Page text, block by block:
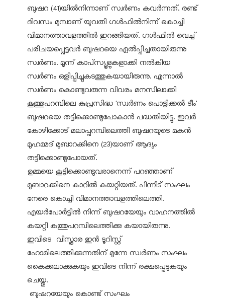
ബുഷറ (41)യില്‍നിന്നാണ് സ്വര്‍ണം കവര്‍ന്നത്. രണ്ട്
ദിവസം മുമ്പാണ് യുവതി ഗള്‍ഫില്‍നിന്ന് കൊച്ചി
വിമാനത്താവളത്തില്‍ ഇറങ്ങിയത്. ഗള്‍ഫില്‍ വെച്ച്
പരിചയപ്പെട്ടവര്‍ ബുഷറയെ ഏല്‍പ്പിച്ചതായിരുന്നു
സ്വര്‍ണം. മൂന്ന് കാപ്‌സ്യൂളുകളാക്കി നല്‍കിയ
സ്വര്‍ണം ഒളിപ്പിച്ചുകടത്തുകയായിരുന്നു. എന്നാല്‍
സ്വര്‍ണം കൊണ്ടുവരുന്ന വിവരം മനസിലാക്കി
കൂത്തുപറമ്പിലെ കുപ്രസിദ്ധ 'സ്വര്‍ണം പൊട്ടിക്കല്‍ ടീം'
ബുഷറയെ തട്ടിക്കൊണ്ടുപോകാന്‍ പദ്ധതിയിട്ടു. ഇവര്‍
കോഴിക്കോട് മലാപ്പറമ്പിലെത്തി ബുഷറയുടെ മകന്‍
മുഹമ്മദ് മുബാറക്കിനെ (23)യാണ് ആദ്യം
തട്ടിക്കൊണ്ടുപോയത്.
ഉമ്മയെ കൂട്ടിക്കൊണ്ടുവരാനെന്ന് പറഞ്ഞാണ്
മുബാറക്കിനെ കാറില്‍ കയറ്റിയത്. പിന്നീട് സംഘം
നേരെ കൊച്ചി വിമാനത്താവളത്തിലെത്തി.
എയര്‍പോര്‍ട്ടില്‍ നിന്ന് ബുഷറയേയും വാഹനത്തില്‍
കയറ്റി കുത്തുപറമ്പിലെത്തിക്കു കയായിരുന്നു.
ഇവിടെ വിസ്താര ഇന്‍ ടൂറിസ്റ്റ്
ഹോമിലെത്തിക്കുന്നതിന് മുന്നേ സ്വര്‍ണം സംഘം
കൈക്കലാക്കുകയും ഇവിടെ നിന്ന് രക്ഷപ്പെടുകയും
ചെയ്തു.
ബുഷറയേയും കൊണ്ട് സംഘം